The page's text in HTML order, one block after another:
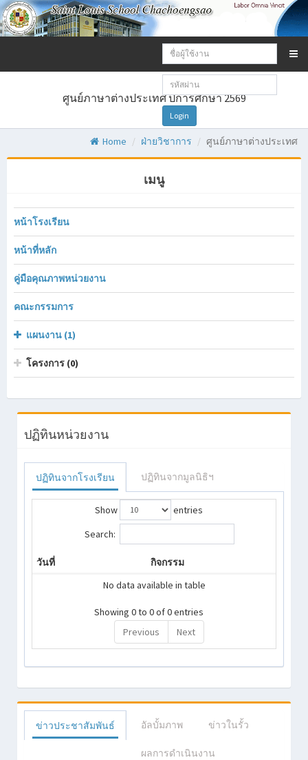
Email
address:
Password:
Login
ศูนย์ภาษาต่างประเทศ ปีการศึกษา 2569
Home ฝ่ายวิชาการ ศูนย์ภาษาต่างประเทศ
เมนู
หน้าโรงเรียน
หน้าที่หลัก
คู่มือคุณภาพหน่วยงาน
คณะกรรมการ
แผนงาน (1)
โครงการ (0)
ปฏิทินหน่วยงาน
ปฏิทินจากโรงเรียน ปฏิทินจากมูลนิธิฯ
Show
entries
Search:
วันที่
กิจกรรม
No data available in table
Showing 0 to 0 of 0 entries
Previous
Next
ข่าวประชาสัมพันธ์ อัลบั้มภาพ ข่าวในรั้ว
ผลการดำเนินงาน